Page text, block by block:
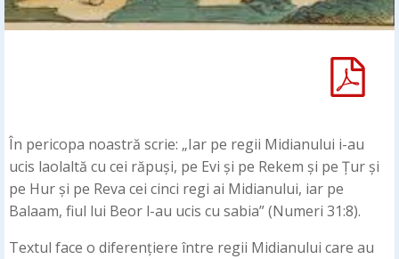
În pericopa noastră scrie: „Iar pe regii Midianului i-au
ucis laolaltă cu cei răpuși, pe Evi și pe Rekem și pe Țur și
pe Hur și pe Reva cei cinci regi ai Midianului, iar pe
Balaam, fiul lui Beor l-au ucis cu sabia” (Numeri 31:8).
Textul face o diferențiere între regii Midianului care au